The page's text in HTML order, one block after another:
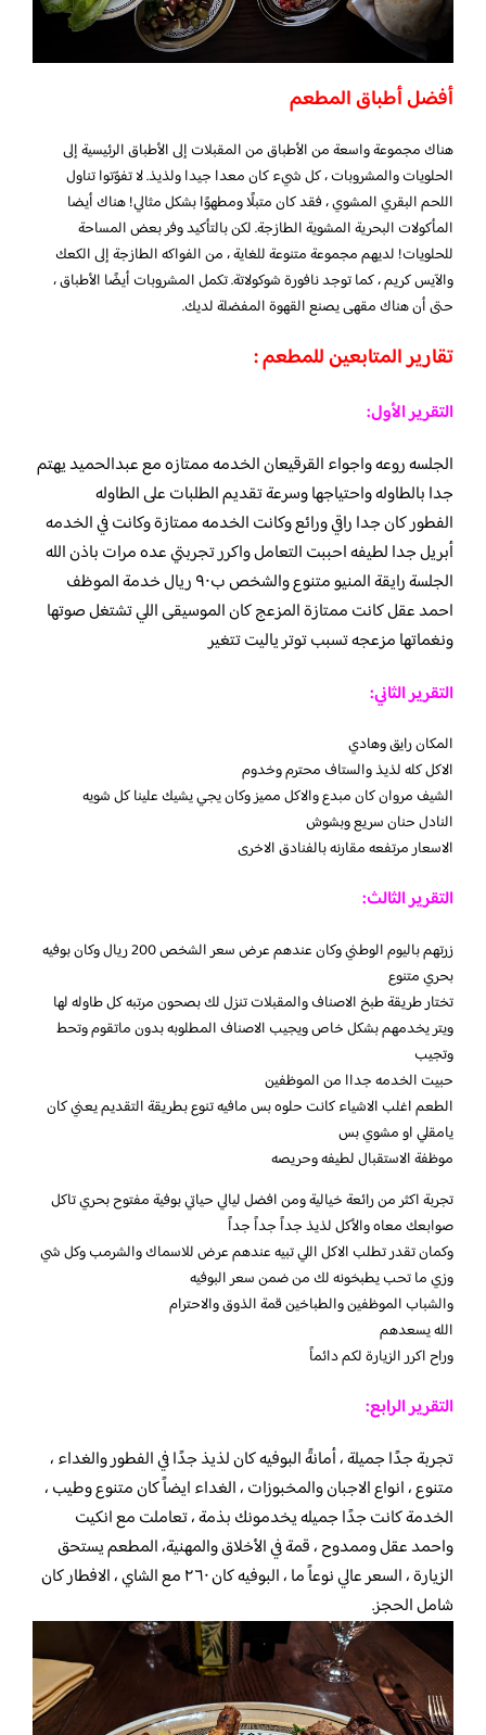
أفضل أطباق المطعم
هناك مجموعة واسعة من الأطباق من المقبلات إلى الأطباق الرئيسية إلى
الحلويات والمشروبات ، كل شيء كان معدا جيدا ولذيذ. لا تفوّتوا تناول
اللحم البقري المشوي ، فقد كان متبلًا ومطهوًا بشكل مثالي! هناك أيضا
المأكولات البحرية المشوية الطازجة. لكن بالتأكيد وفر بعض المساحة
للحلويات! لديهم مجموعة متنوعة للغاية ، من الفواكه الطازجة إلى الكعك
والآيس كريم ، كما توجد نافورة شوكولاتة. تكمل المشروبات أيضًا الأطباق ،
حتى أن هناك مقهى يصنع القهوة المفضلة لديك.
تقارير المتابعين للمطعم :
التقرير الأول:
الجلسه روعه واجواء القرقيعان الخدمه ممتازه مع عبدالحميد يهتم
جدا بالطاوله واحتياجها وسرعة تقديم الطلبات على الطاوله
الفطور كان جدا راقي ورائع وكانت الخدمه ممتازة وكانت في الخدمه
أبريل جدا لطيفه احببت التعامل واكرر تجربتي عده مرات باذن الله
الجلسة رايقة المنيو متنوع والشخص ب٩٠ ريال خدمة الموظف
احمد عقل كانت ممتازة المزعج كان الموسيقى اللي تشتغل صوتها
ونغماتها مزعجه تسبب توتر ياليت تتغير
التقرير الثاني:
المكان رايق وهادي
الاكل كله لذيذ والستاف محترم وخدوم
الشيف مروان كان مبدع والاكل مميز وكان يجي يشيك علينا كل شويه
النادل حنان سريع وبشوش
الاسعار مرتفعه مقارنه بالفنادق الاخرى
التقرير الثالث:
زرتهم باليوم الوطني وكان عندهم عرض سعر الشخص 200 ريال وكان بوفيه
بحري متنوع
تختار طريقة طبخ الاصناف والمقبلات تنزل لك بصحون مرتبه كل طاوله لها
ويتر يخدمهم بشكل خاص ويجيب الاصناف المطلوبه بدون ماتقوم وتحط
وتجيب
حبيت الخدمه جداا من الموظفين
الطعم اغلب الاشياء كانت حلوه بس مافيه تنوع بطريقة التقديم يعني كان
يامقلي او مشوي بس
موظفة الاستقبال لطيفه وحريصه
تجربة اكثر من رائعة خيالية ومن افضل ليالي حياتي بوفية مفتوح بحري تاكل
صوابعك معاه والأكل لذيذ جداً جداً جداً
وكمان تقدر تطلب الاكل اللي تبيه عندهم عرض للاسماك والشرمب وكل شي
وزي ما تحب يطبخونه لك من ضمن سعر البوفيه
والشباب الموظفين والطباخين قمة الذوق والاحترام
الله يسعدهم
وراح اكرر الزيارة لكم دائماً
التقرير الرابع:
تجربة جدًا جميلة ، أمانةً البوفيه كان لذيذ جدًا في الفطور والغداء ،
متنوع ، انواع الاجبان والمخبوزات ، الغداء ايضاً كان متنوع وطيب ،
الخدمة كانت جدًا جميله يخدمونك بذمة ، تعاملت مع انكيت
واحمد عقل وممدوح ، قمة في الأخلاق والمهنية، المطعم يستحق
الزيارة ، السعر عالي نوعاً ما ، البوفيه كان ٢٦٠ مع الشاي ، الافطار كان
شامل الحجز.